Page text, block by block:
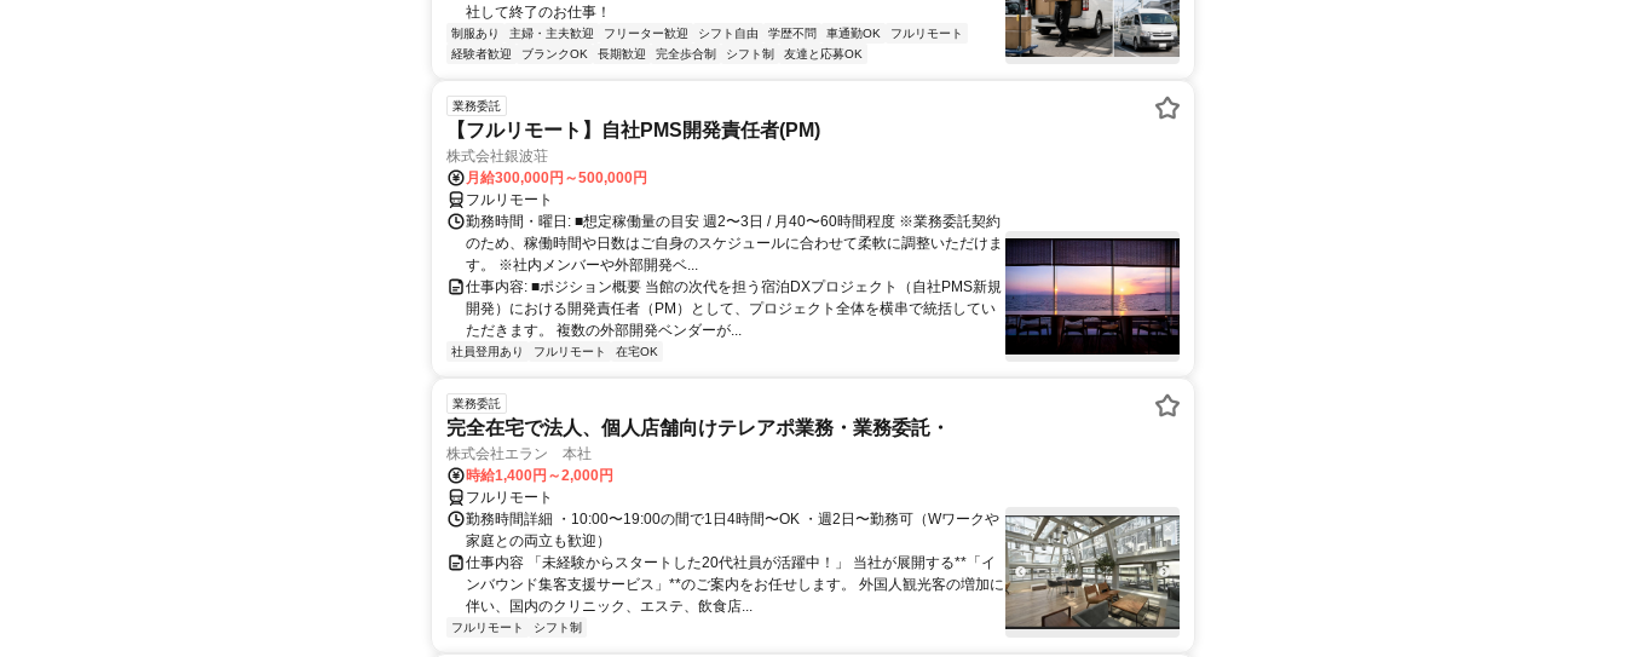
社して終了のお仕事！
制服あり 主婦・主夫歓迎 フリーター歓迎 シフト自由 学歴不問 車通勤OK
フルリモート
経験者歓迎
ブランクOK 長期歓迎 完全歩合制 シフト制 友達と応募OK
業務委託
【フルリモート】自社PMS開発責任者(PM)
株式会社銀波荘
月給300,000円～500,000円
フルリモート
勤務時間・曜日: ■想定稼働量の目安 週2〜3日 / 月40〜60時間程度 ※業務委託契約
のため、稼働時間や日数はご自身のスケジュールに合わせて柔軟に調整いただけま
す。 ※社内メンバーや外部開発ベ...
仕事内容: ■ポジション概要 当館の次代を担う宿泊DXプロジェクト（自社PMS新規
開発）における開発責任者（PM）として、プロジェクト全体を横串で統括してい
ただきます。 複数の外部開発ベンダーが...
社員登用あり フルリモート 在宅OK
業務委託
完全在宅で法人、個人店舗向けテレアポ業務・業務委託・
株式会社エラン 本社
時給1,400円～2,000円
フルリモート
勤務時間詳細 ・10:00〜19:00の間で1日4時間〜OK ・週2日〜勤務可（Wワークや
家庭との両立も歓迎）
仕事内容 「未経験からスタートした20代社員が活躍中！」 当社が展開する**「イ
ンバウンド集客支援サービス」**のご案内をお任せします。 外国人観光客の増加に
伴い、国内のクリニック、エステ、飲食店...
フルリモート シフト制